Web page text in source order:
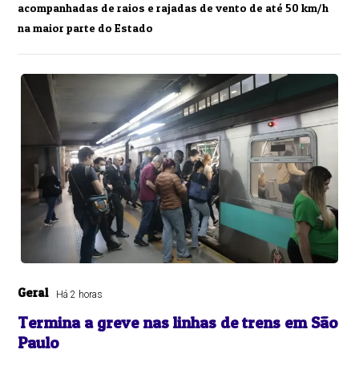
acompanhadas de raios e rajadas de vento de até 50 km/h
na maior parte do Estado
Geral Há 2 horas
Termina a greve nas linhas de trens em São
Paulo